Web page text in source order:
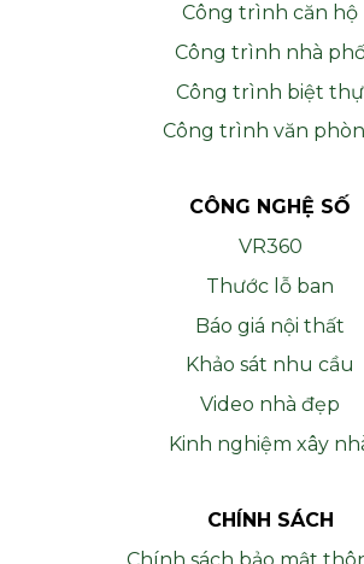
Công trình căn hộ
Công trình nhà
Công trình biệt thự
Công trình văn
CÔNG NGHỆ SỐ
VR360
Thước lỗ ban
Báo giá nội thất
Khảo sát nhu cầu
Video nhà đẹp
Kinh nghiệm xây
CHÍNH SÁCH
Chính sách bảo mật